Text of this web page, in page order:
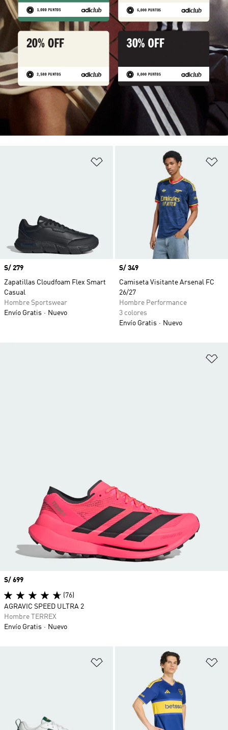
Añadir a la lista de deseos
Precio
S/ 279
Zapatillas Cloudfoam Flex Smart
Casual
Hombre Sportswear
Envío Gratis
Nuevo
Precio
S/ 349
Camiseta Visitante Arsenal FC
26/27
Hombre Performance
3 colores
Envío Gratis
Nuevo
Añadir a la lista de deseos
Precio
S/ 699
(76)
AGRAVIC SPEED ULTRA 2
Hombre TERREX
Envío Gratis
Nuevo